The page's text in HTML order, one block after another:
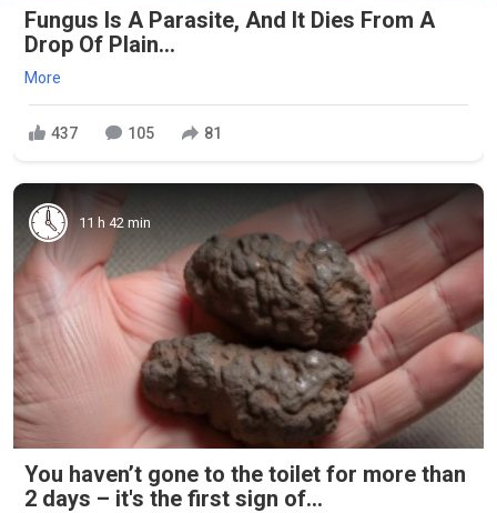
Fungus Is A Parasite, And It Dies From A
Drop Of Plain...
More
437 105 81
11 h 42 min
You haven’t gone to the toilet for more than
2 days – it's the first sign of...